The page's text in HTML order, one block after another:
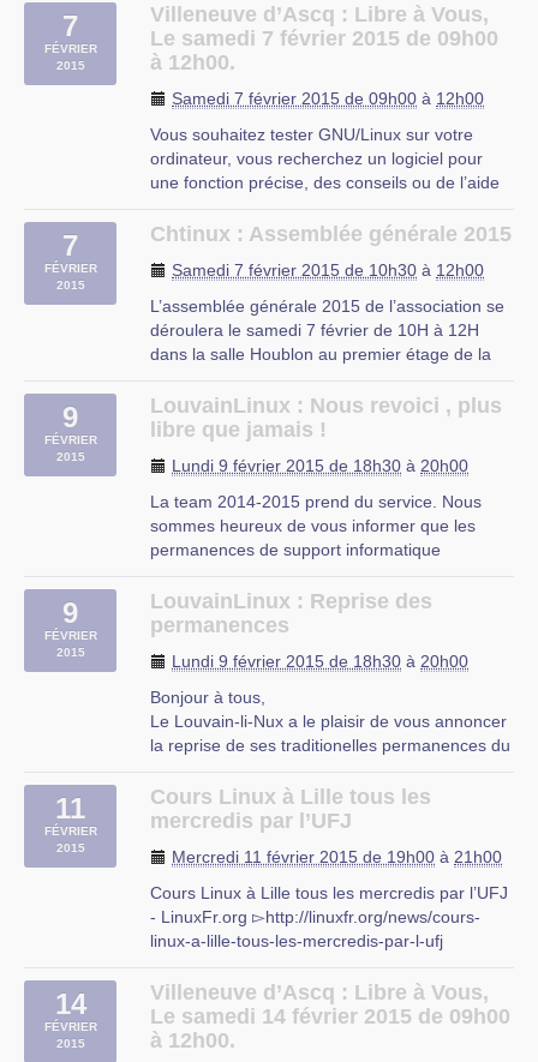
recréer des batailles historiques ou
improbables entre Romains, Gaulois,
Athéniens, Macédoniens, Spartiates, Perses et
Le (…)
7
FÉVRIER
2015
Villeneuve d’Ascq : Libre à Vous,
Le samedi 7 février 2015 de 09h00
à 12h00.
Samedi 7 février 2015 de 09h00 à 12h00
Vous souhaitez tester GNU/Linux sur votre
ordinateur, vous recherchez un logiciel pour
une fonction précise, des conseils ou de l’aide
Libre à Vous est une permanence destinée à
repartirez avec « le plein » de (…)
OMJC, Villeneuve d’Ascq
7
FÉVRIER
2015
Chtinux : Assemblée générale 2015
Samedi 7 février 2015 de 10h30 à 12h00
L’assemblée générale 2015 de l’association se
déroulera le samedi 7 février de 10H à 12H
dans la salle Houblon au premier étage de la
Solidarités (23 rue Gosselet à Lille plan
OpenStreetMap)
activités (…)
MRES
9
FÉVRIER
2015
LouvainLinux : Nous revoici , plus
libre que jamais !
Lundi 9 février 2015 de 18h30 à 20h00
La team 2014-2015 prend du service. Nous
sommes heureux de vous informer que les
permanences de support informatique
septembre 2014).
Pour rappel, nos permanences se donnent tous
Si vous avez eu un soucis que vous n’avez (…)
9
FÉVRIER
2015
LouvainLinux : Reprise des
permanences
Lundi 9 février 2015 de 18h30 à 20h00
Bonjour à tous,
Le Louvain-li-Nux a le plaisir de vous annoncer
la reprise de ses traditionelles permanences du
Nous vous accueillons donc à nouveau les
lundis soirs entre 18h30 et 22h00 à notre kot
présenter des solutions le plus open
source (…)
11
FÉVRIER
2015
Cours Linux à Lille tous les
mercredis par l’UFJ
Mercredi 11 février 2015 de 19h00 à 21h00
Cours Linux à Lille tous les mercredis par l’UFJ
- LinuxFr.org ▻http://linuxfr.org/news/cours-
linux-a-lille-tous-les-mercredis-par-l-ufj
organise comme tous les ans à partir d’octobre
des cours d’initiation aux logiciels libres niveau
débutant tous (…)
14
FÉVRIER
2015
Villeneuve d’Ascq : Libre à Vous,
Le samedi 14 février 2015 de 09h00
à 12h00.